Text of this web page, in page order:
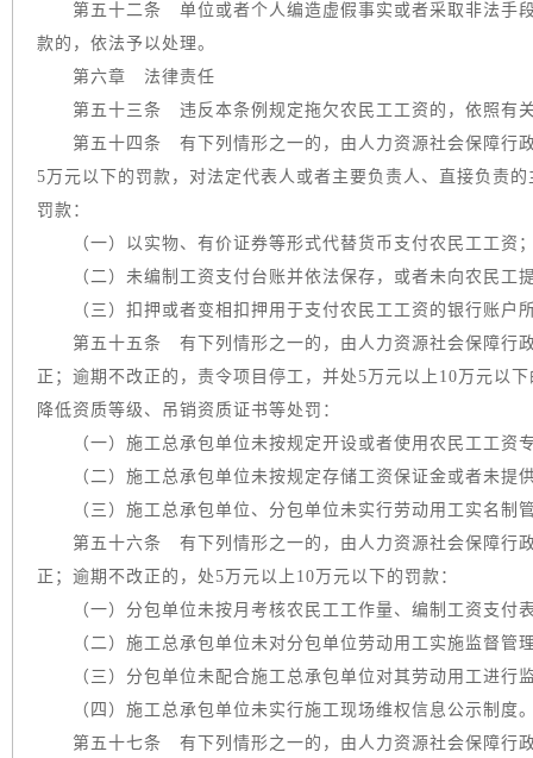
第五十二条 单位或者个人编造虚假事实或者采取非法手段
款的，依法予以处理。
第六章 法律责任
第五十三条 违反本条例规定拖欠农民工工资的，依照有
第五十四条 有下列情形之一的，由人力资源社会保障行政
5万元以下的罚款，对法定代表人或者主要负责人、直接负责
罚款：
（一）以实物、有价证券等形式代替货币支付农民工工资
（二）未编制工资支付台账并依法保存，或者未向农民工
（三）扣押或者变相扣押用于支付农民工工资的银行账户
第五十五条 有下列情形之一的，由人力资源社会保障行政
正；逾期不改正的，责令项目停工，并处5万元以上10万元以
降低资质等级、吊销资质证书等处罚：
（一）施工总承包单位未按规定开设或者使用农民工工资
（二）施工总承包单位未按规定存储工资保证金或者未提
（三）施工总承包单位、分包单位未实行劳动用工实名制
第五十六条 有下列情形之一的，由人力资源社会保障行政
正；逾期不改正的，处5万元以上10万元以下的罚款：
（一）分包单位未按月考核农民工工作量、编制工资支付
（二）施工总承包单位未对分包单位劳动用工实施监督管
（三）分包单位未配合施工总承包单位对其劳动用工进行
（四）施工总承包单位未实行施工现场维权信息公示制度
第五十七条 有下列情形之一的，由人力资源社会保障行政